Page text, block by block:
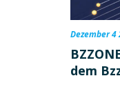
Dezember 4
dem